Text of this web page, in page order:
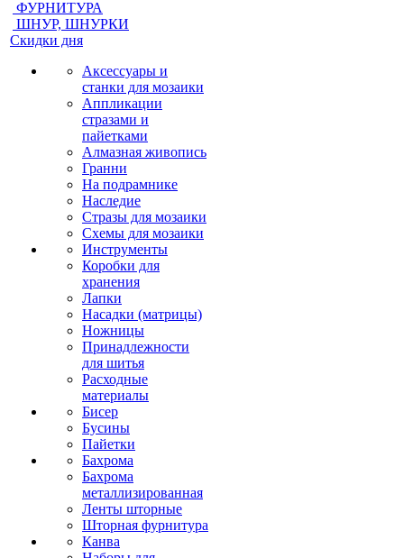
ФУРНИТУРА
ШНУР, ШНУРКИ
Скидки дня
Аксессуары и
станки для мозаики
Аппликации
стразами и
пайетками
Алмазная живопись
Гранни
На подрамнике
Наследие
Стразы для мозаики
Схемы для мозаики
Инструменты
Коробки для
хранения
Лапки
Насадки (матрицы)
Ножницы
Принадлежности
для шитья
Расходные
материалы
Бисер
Бусины
Пайетки
Бахрома
Бахрома
металлизированная
Ленты шторные
Шторная фурнитура
Канва